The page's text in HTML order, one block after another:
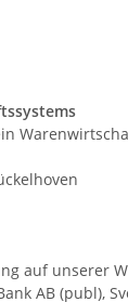
auf unserer
AB (publ),